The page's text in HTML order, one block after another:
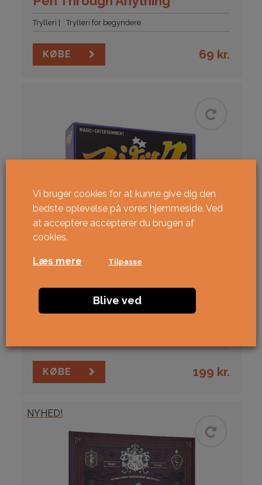
Trylleri Trylleri for begyndere
KØBE 69 kr.
Invisible Zone
KØBE 199 kr.
NYHED!
Vi bruger cookies for at kunne give dig den
bedste oplevelse på vores hjemmeside. Ved
at acceptere accepterer du brugen af ​​
cookies.
Læs mere Tilpasse
Blive ved